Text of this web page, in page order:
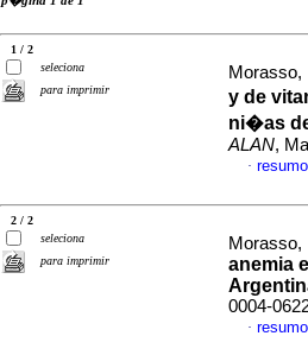
1 / 2
seleciona
para imprimir
y de
ni�as
ALAN,
·
2 / 2
seleciona
para imprimir
anemia
0004-
·